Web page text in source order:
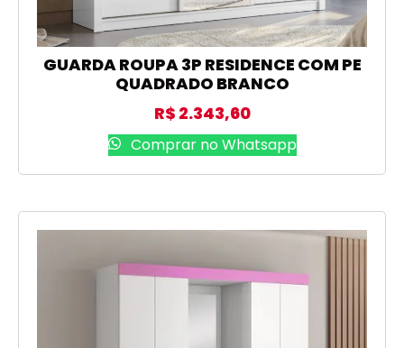
GUARDA ROUPA 3P RESIDENCE COM PE
QUADRADO BRANCO
R$ 2.343,60
Comprar no Whatsapp